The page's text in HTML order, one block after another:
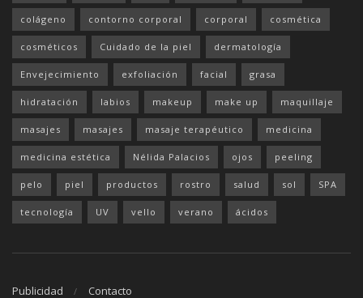
colágeno contorno corporal corporal cosmética
cosméticos Cuidado de la piel dermatología
Envejecimiento exfoliación facial grasa
hidratación labios makeup make up maquillaje
masajes masajes masaje terapéutico medicina
medicina estética Nélida Palacios ojos peeling
pelo piel productos rostro salud sol SPA
tecnología UV vello verano ácidos
Publicidad Contacto